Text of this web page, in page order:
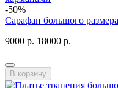
-50%
Сарафан большого
9000 р. 18000 р.
В корзину